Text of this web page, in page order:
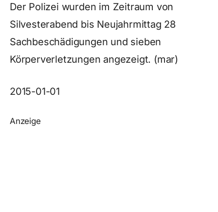
Der Polizei wurden im Zeitraum von
Silvesterabend bis Neujahrmittag 28
Sachbeschädigungen und sieben
Körperverletzungen angezeigt. (mar)
2015-01-01
Anzeige